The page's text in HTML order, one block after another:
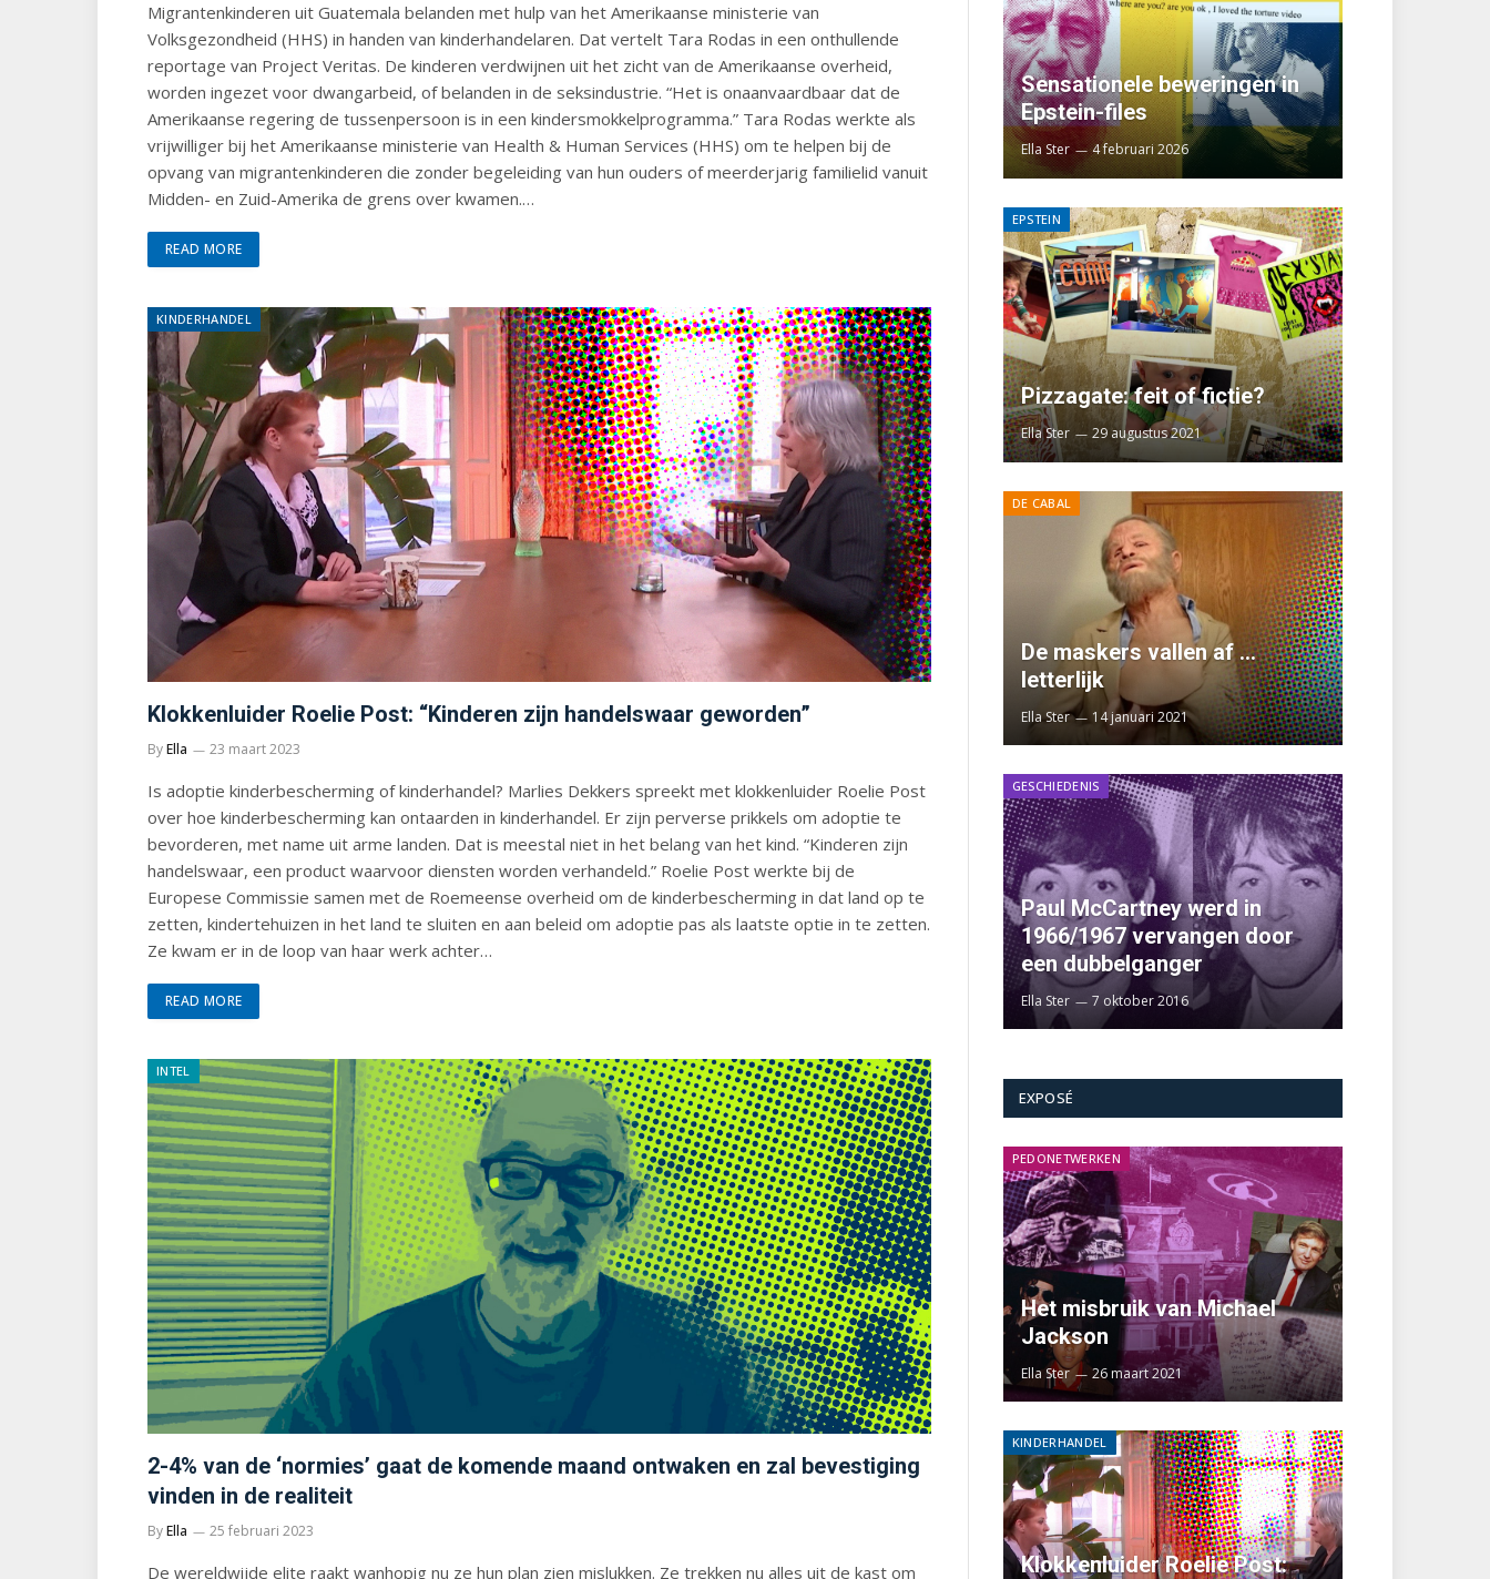
Migrantenkinderen uit Guatemala belanden met hulp van het Amerikaanse ministerie van
Volksgezondheid (HHS) in handen van kinderhandelaren. Dat vertelt Tara Rodas in een onthullende
reportage van Project Veritas. De kinderen verdwijnen uit het zicht van de Amerikaanse overheid,
worden ingezet voor dwangarbeid, of belanden in de seksindustrie. “Het is onaanvaardbaar dat de
Amerikaanse regering de tussenpersoon is in een kindersmokkelprogramma.” Tara Rodas werkte als
vrijwilliger bij het Amerikaanse ministerie van Health & Human Services (HHS) om te helpen bij de
opvang van migrantenkinderen die zonder begeleiding van hun ouders of meerderjarig familielid vanuit
Midden- en Zuid-Amerika de grens over kwamen.…
READ MORE
KINDERHANDEL
Klokkenluider Roelie Post: “Kinderen zijn handelswaar geworden”
ByElla 23 maart 2023
Is adoptie kinderbescherming of kinderhandel? Marlies Dekkers spreekt met klokkenluider Roelie Post
over hoe kinderbescherming kan ontaarden in kinderhandel. Er zijn perverse prikkels om adoptie te
bevorderen, met name uit arme landen. Dat is meestal niet in het belang van het kind. “Kinderen zijn
handelswaar, een product waarvoor diensten worden verhandeld.” Roelie Post werkte bij de
Europese Commissie samen met de Roemeense overheid om de kinderbescherming in dat land op te
zetten, kindertehuizen in het land te sluiten en aan beleid om adoptie pas als laatste optie in te zetten.
Ze kwam er in de loop van haar werk achter…
READ MORE
INTEL
2-4% van de ‘normies’ gaat de komende maand ontwaken en zal bevestiging
vinden in de realiteit
ByElla 25 februari 2023
De wereldwijde elite raakt wanhopig nu ze hun plan zien mislukken. Ze trekken nu alles uit de kast om
Sensationele beweringen in
Epstein-files
Ella Ster 4 februari 2026
EPSTEIN
Pizzagate: feit of fictie?
Ella Ster 29 augustus 2021
DE CABAL
De maskers vallen af …
letterlijk
Ella Ster 14 januari 2021
GESCHIEDENIS
Paul McCartney werd in
1966/1967 vervangen door
een dubbelganger
Ella Ster 7 oktober 2016
EXPOSÉ
PEDONETWERKEN
Het misbruik van Michael
Jackson
Ella Ster 26 maart 2021
KINDERHANDEL
Klokkenluider Roelie Post: